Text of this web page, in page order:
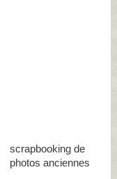
scrapbooking de
photos anciennes